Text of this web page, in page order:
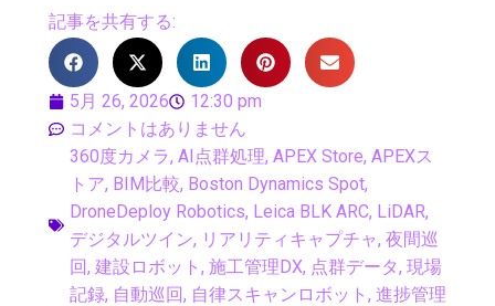
記事を共有する:
5月 26, 2026
12:30 pm
コメントはありません
360度カメラ, AI点群処理, APEX Store, APEXス
トア, BIM比較, Boston Dynamics Spot,
DroneDeploy Robotics, Leica BLK ARC, LiDAR,
デジタルツイン, リアリティキャプチャ, 夜間巡
回, 建設ロボット , 施工管理DX, 点群データ, 現場
記録, 自動巡回, 自律スキャンロボット , 進捗管理